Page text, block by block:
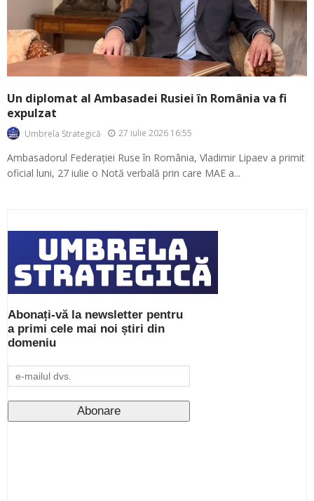
Un diplomat al Ambasadei Rusiei în România va fi
expulzat
Umbrela Strategică 27 iulie 2026 16:55
Ambasadorul Federației Ruse în România, Vladimir Lipaev a primit
oficial luni, 27 iulie o Notă verbală prin care MAE a...
Abonați-vă la newsletter pentru
a primi cele mai noi știri din
domeniu